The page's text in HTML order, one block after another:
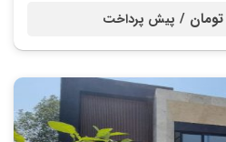
پیش پرداخت